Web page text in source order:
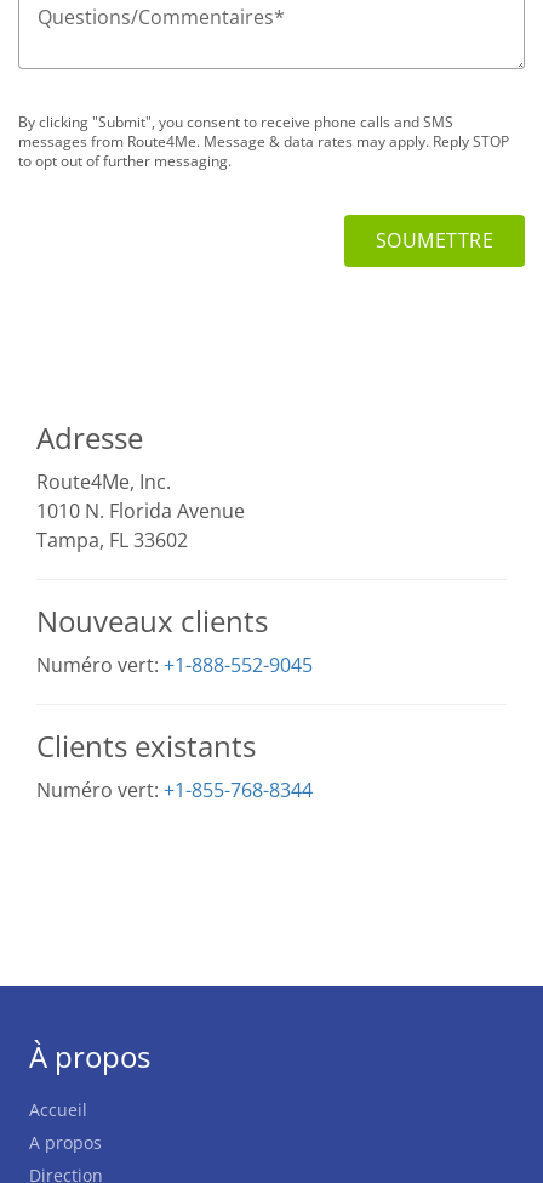
Questions/Commentaires*
By clicking "Submit", you consent to receive phone calls and SMS
messages from Route4Me. Message & data rates may apply. Reply STOP
to opt out of further messaging.
Adresse
Route4Me, Inc.
1010 N. Florida Avenue
Tampa, FL 33602
Nouveaux clients
Numéro vert: +1-888-552-9045
Clients existants
Numéro vert: +1-855-768-8344
À propos
Accueil
A propos
Direction